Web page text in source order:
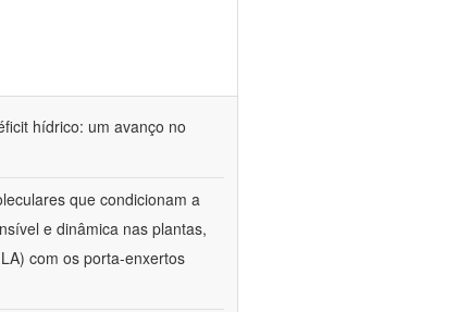
hídrico: um avanço no
que condicionam a
e dinâmica nas plantas,
com os porta-enxertos